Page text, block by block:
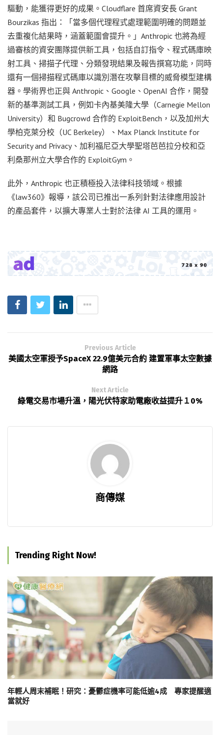
驅動，能獲得更好的成果。Cloudflare 首席資安長 Grant
Bourzikas 指出：「當多個代理程式處理範圍明確的問題並
去重複化結果時，涵蓋範圍會提升。」Anthropic 也將為經
過審核的資安團隊提供新工具，包括自訂指令、程式碼庫映
射工具、掃描子代理、分類發現結果及報告撰寫功能，同時
還有一個掃描程式碼庫以識別潛在攻擊目標的威脅模型建構
器。學術界也正與 Anthropic、Google、OpenAI 合作，開發
新的基準測試工具，例如卡內基美隆大學（Carnegie Mellon
University）和 Bugcrowd 合作的 ExploitBench，以及加州大
學柏克萊分校（UC Berkeley）、Max Planck Institute for
Security and Privacy、加利福尼亞大學聖塔芭芭拉分校和亞
利桑那州立大學合作的 ExploitGym。
此外，Anthropic 也正積極投入法律科技領域。根據
《law360》報導，該公司已推出一系列針對法律應用設計
的產品套件，以擴大專業人士對於法律 AI 工具的運用。
Previous Article
美國太空軍授予SpaceX 22.9億美元合約 建置軍事太空數據
網路
Next Article
綠電交易市場升溫，陽光伏特家助電廠收益提升１0%
商傳媒
Trending Right Now!
年輕人周末補眠！研究：憂鬱症機率可能低逾4成 專家提醒適
當就好